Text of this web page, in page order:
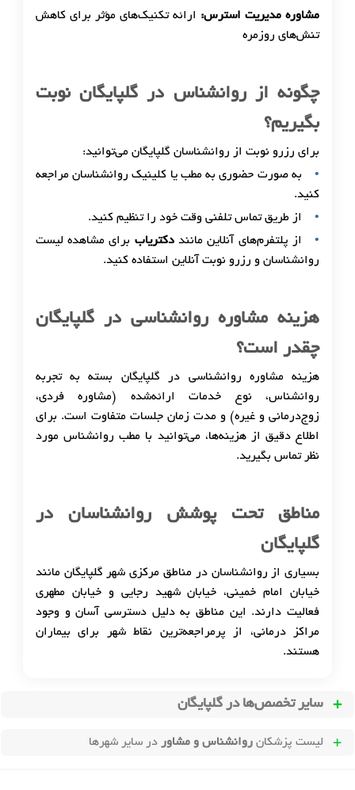
مشاوره مدیریت استرس: ارائه تکنیک‌های مؤثر برای کاهش
تنش‌های روزمره
چگونه از روانشناس در گلپایگان نوبت
بگیریم؟
برای رزرو نوبت از روانشناسان گلپایگان می‌توانید:
به صورت حضوری به مطب یا کلینیک روانشناسان مراجعه
کنید.
از طریق تماس تلفنی وقت خود را تنظیم کنید.
از پلتفرم‌های آنلاین ماننددکتریاب برای مشاهده لیست
روانشناسان و رزرو نوبت آنلاین استفاده کنید.
هزینه مشاوره روانشناسی در گلپایگان
چقدر است؟
هزینه مشاوره روانشناسی در گلپایگان بسته به تجربه
روانشناس، نوع خدمات ارائه‌شده (مشاوره فردی،
زوج‌درمانی و غیره) و مدت زمان جلسات متفاوت است. برای
اطلاع دقیق از هزینه‌ها، می‌توانید با مطب روانشناس مورد
نظر تماس بگیرید.
مناطق تحت پوشش روانشناسان در
گلپایگان
بسیاری از روانشناسان در مناطق مرکزی شهر گلپایگان مانند
خیابان امام خمینی، خیابان شهید رجایی و خیابان مطهری
فعالیت دارند. این مناطق به دلیل دسترسی آسان و وجود
مراکز درمانی، از پرمراجعه‌ترین نقاط شهر برای بیماران
هستند.
سایر تخصص‌ها در گلپایگان
لیست پزشکان روانشناس و مشاور در سایر شهرها